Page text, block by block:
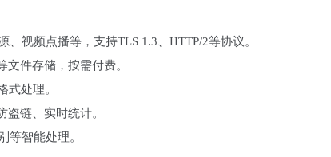
视频点播等，支持TLS 1.3、HTTP/2等协议。
件存储，按需付费。
处理。
链、实时统计。
智能处理。